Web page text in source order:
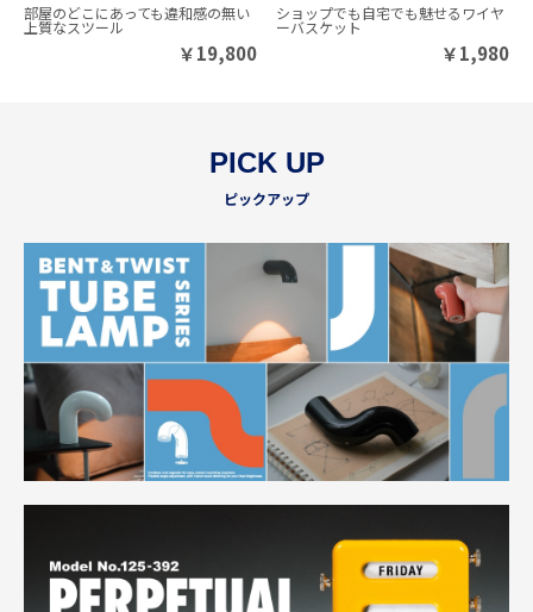
部屋のどこにあっても違和感の無い
上質なスツール
￥19,800
ショップでも自宅でも魅せるワイヤ
ーバスケット
￥1,980
PICK UP
ピックアップ